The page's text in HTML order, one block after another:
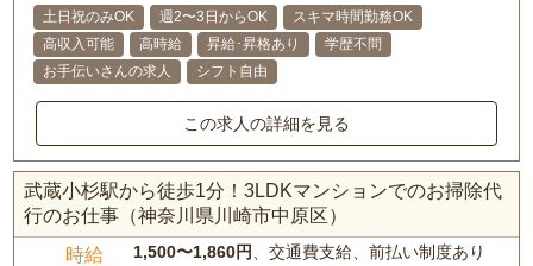
土日祝のみOK 週2〜3日からOK
スキマ時間勤務OK
高収入可能
高時給 昇給･昇格あり
学歴不問
お手伝いさんの求人
シフト自由
この求人の詳細を見る
武蔵小杉駅から徒歩1分！3LDKマンションでのお掃除代
行のお仕事（神奈川県川崎市中原区）
時給 1,500〜1,860円 、交通費支給、前払い制度あり